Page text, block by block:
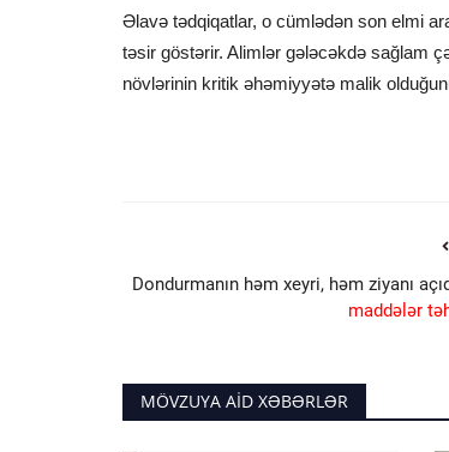
Əlavə tədqiqatlar, o cümlədən son elmi
təsir göstərir. Alimlər gələcəkdə sağlam
növlərinin kritik əhəmiyyətə malik
Dondurmanın həm xeyri, həm ziyanı
maddələr
MÖVZUYA AID XƏBƏRLƏR